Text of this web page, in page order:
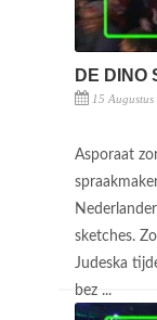
DE DINO
15
Asporaat
sketches.
Judeska
bez ...